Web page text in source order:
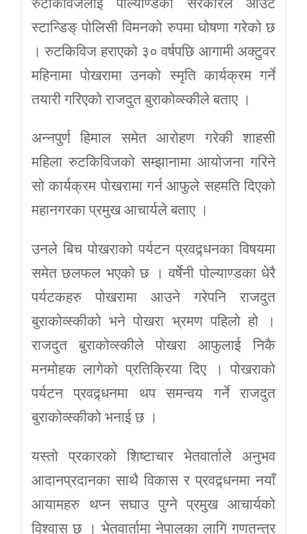
स्टान्डिङ् पोलिसी विमनको रुपमा घोषणा गरेको छ
। रुटकिविज हराएको ३० वर्षपछि आगामी अक्टुवर
महिनामा पोखरामा उनको स्मृति कार्यक्रम गर्ने
तयारी गरिएको राजदुत बुराकोव्स्कीले बताए ।
अन्नपुर्ण हिमाल समेत आरोहण गरेकी शाहसी
महिला रुटकिविजको सम्झानामा आयोजना गरिने
सो कार्यक्रम पोखरामा गर्न आफुले सहमति दिएको
महानगरका प्रमुख आचार्यले बताए ।
उनले बिच पोखराको पर्यटन प्रवद्र्धनका विषयमा
समेत छलफल भएको छ । वर्षेनी पोल्याण्डका धेरै
पर्यटकहरु पोखरामा आउने गरेपनि राजदुत
बुराकोव्स्कीको भने पोखरा भ्रमण पहिलो हो ।
राजदुत बुराकोव्स्कीले पोखरा आफुलाई निकै
मनमोहक लागेको प्रतिक्रिया दिए । पोखराको
पर्यटन प्रवद्र्धनमा थप समन्वय गर्ने राजदुत
बुराकोव्स्कीको भनाई छ ।
यस्तो प्रकारको शिष्टाचार भेतवार्ताले अनुभव
आदानप्रदानका साथै विकास र प्रवद्र्धनमा नयाँ
आयामहरु थप्न सघाउ पुग्ने प्रमुख आचार्यको
विश्वास छ । भेतवार्तामा नेपालका लागि गणतन्त्र